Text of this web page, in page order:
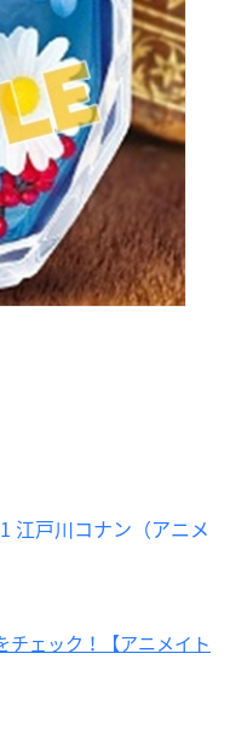
江戸川コナン（アニメ
チェック！【アニメイト